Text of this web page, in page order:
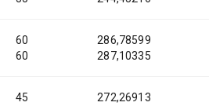
60
60
286,78599
287,10335
45
272,26913